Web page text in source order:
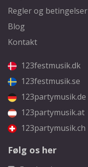
Regler og betingelser
Blog
Kontakt
123festmusik.dk
123festmusik.se
123partymusik.de
123partymusik.at
123partymusik.ch
Følg os her